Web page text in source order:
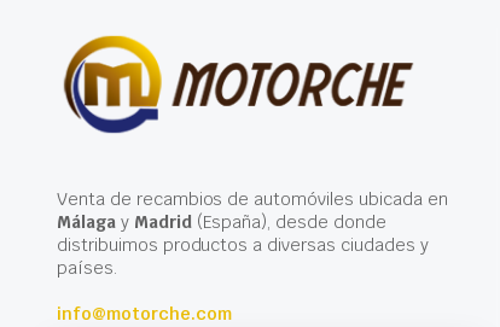
Venta de recambios de automóviles ubicada en
Málagay Madrid(España), desde donde
distribuimos productos a diversas ciudades y
países.
info@motorche.com